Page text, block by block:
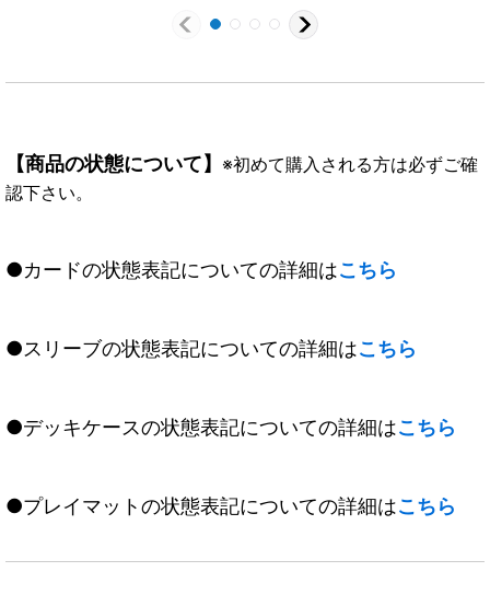
【商品の状態について】 ※初めて購入される方は必ずご確
認下さい。
●カードの状態表記についての詳細はこちら
●スリーブの状態表記についての詳細はこちら
●デッキケースの状態表記についての詳細はこちら
●プレイマットの状態表記についての詳細はこちら